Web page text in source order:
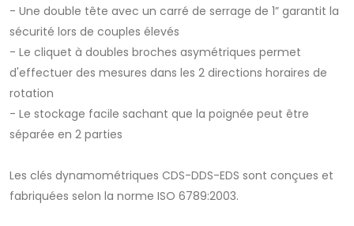
- Une double tête avec un carré de serrage de 1” garantit la
sécurité lors de couples élevés
- Le cliquet à doubles broches asymétriques permet
d'effectuer des mesures dans les 2 directions horaires de
rotation
- Le stockage facile sachant que la poignée peut être
séparée en 2 parties
Les clés dynamométriques CDS-DDS-EDS sont conçues et
fabriquées selon la norme ISO 6789:2003.